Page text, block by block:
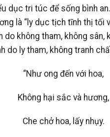
dục tri túc để sống bình
là “ly dục tịch tĩnh thị tối
do không tham, không sân,
do ly tham, không tranh
“Như ong đến với hoa,
Không hại sắc và hương,
Che chở hoa, lấy nhụy.